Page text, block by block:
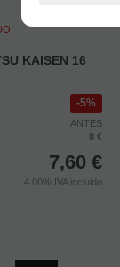
KAISEN 16
5%
ANTES
8 €
7,60 €
4.00% IVA incluido